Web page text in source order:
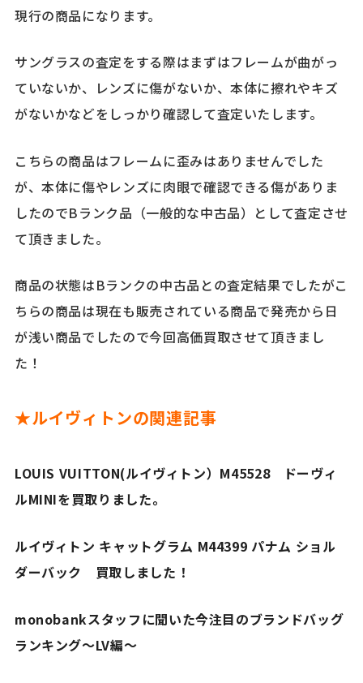
現行の商品になります。
サングラスの査定をする際はまずはフレームが曲がっ
ていないか、レンズに傷がないか、本体に擦れやキズ
がないかなどをしっかり確認して査定いたします。
こちらの商品はフレームに歪みはありませんでした
が、本体に傷やレンズに肉眼で確認できる傷がありま
したのでBランク品（一般的な中古品）として査定させ
て頂きました。
商品の状態はBランクの中古品との査定結果でしたがこ
ちらの商品は現在も販売されている商品で発売から日
が浅い商品でしたので今回高価買取させて頂きまし
た！
★ルイヴィトンの関連記事
LOUIS VUITTON(ルイヴィトン）M45528 ドーヴィ
ルMINIを買取りました。
ルイヴィトン キャットグラム M44399 パナム ショル
ダーバック 買取しました！
monobankスタッフに聞いた今注目のブランドバッグ
ランキング～LV編～